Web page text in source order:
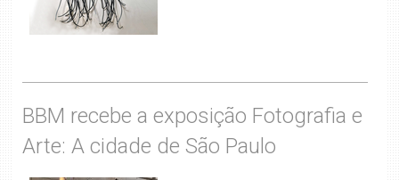
BBM recebe a exposição Fotografia e
Arte: A cidade de São Paulo